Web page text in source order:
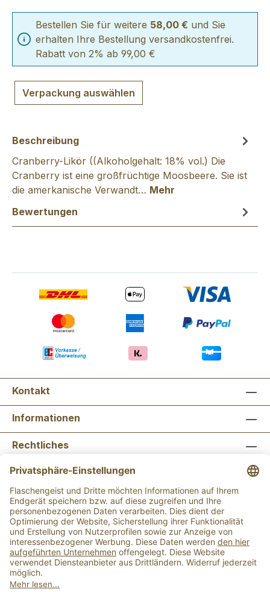
Bestellen Sie für weitere 58,00 € und Sie
erhalten Ihre Bestellung versandkostenfrei.
Rabatt von 2% ab 99,00 €
Verpackung auswählen
Beschreibung
Cranberry-Likör ((Alkoholgehalt: 18% vol.) Die
Cranberry ist eine großfrüchtige Moosbeere. Sie ist
die amerkanische Verwandt… Mehr
Bewertungen
Kontakt
Informationen
Rechtliches
Newsletter abonnieren
Flaschengeist Bonn Flaschengeist Münster
Alle Preise inkl. gesetzl. Mehrwertsteuer zzgl.
Versandkosten